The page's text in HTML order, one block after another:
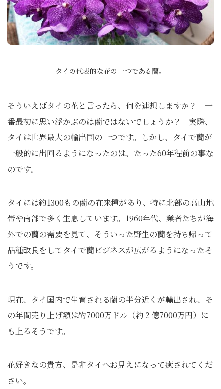
タイの代表的な花の一つである蘭。
そういえばタイの花と言ったら、何を連想しますか？ 一
番最初に思い浮かぶのは蘭ではないでしょうか？ 実際、
タイは世界最大の輸出国の一つです。しかし、タイで蘭が
一般的に出回るようになったのは、たった60年程前の事な
のです。
タイには約1300もの蘭の在来種があり、特に北部の高山地
帯や南部で多く生息しています。1960年代、業者たちが海
外での蘭の需要を見て、そういった野生の蘭を持ち帰って
品種改良をしてタイで蘭ビジネスが広がるようになったそ
うです。
現在、タイ国内で生育される蘭の半分近くが輸出され、そ
の年間売り上げ額は約7000万ドル（約２億7000万円）に
も上るそうです。
花好きなの貴方、是非タイへお見えになって癒されてくだ
さい。